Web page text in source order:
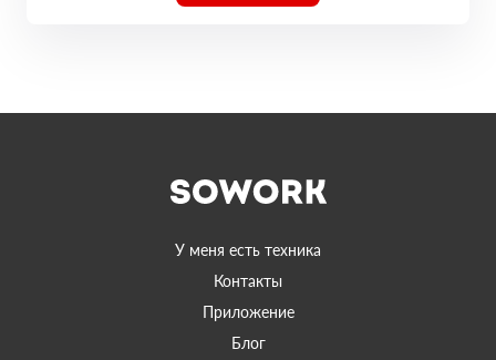
У меня есть техника
Контакты
Приложение
Блог